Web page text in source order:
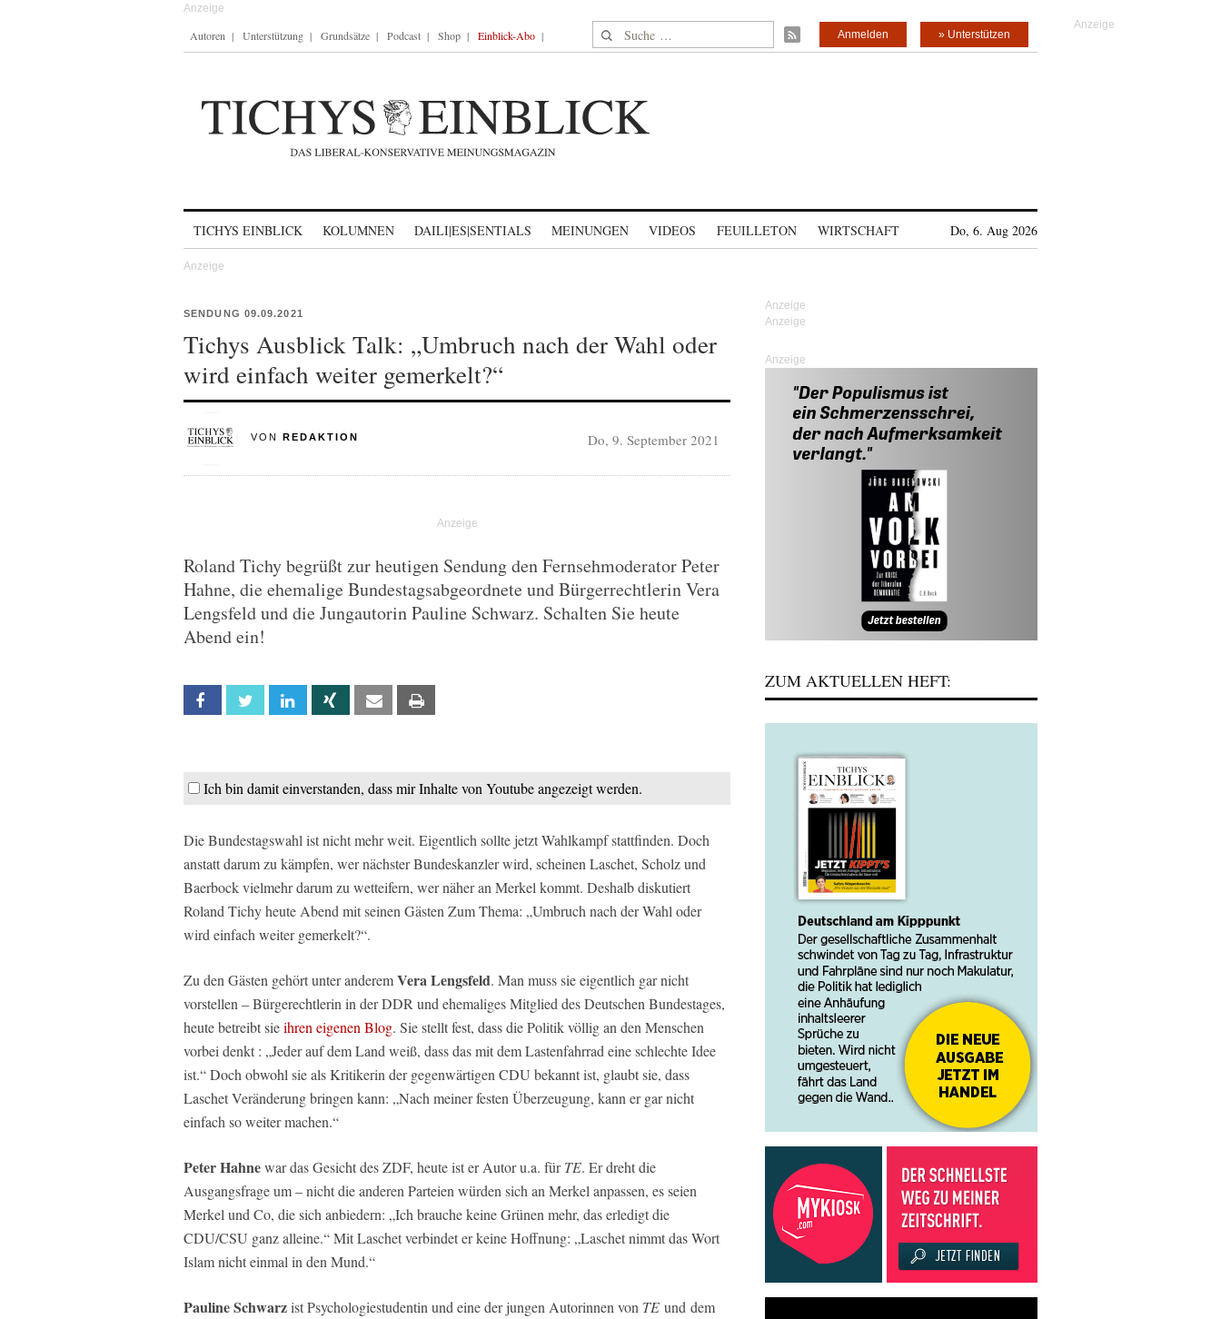
Autoren Unterstützung Grundsätze Podcast Shop Einblick-Abo Suche nach: » Unterstützen
Anmelden
TICHYS EINBLICK KOLUMNEN DAILI|ES|SENTIALS MEINUNGEN VIDEOS FEUILLETON WIRTSCHAFT Do, 6. Aug 2026
SENDUNG 09.09.2021
Tichys Ausblick Talk: „Umbruch nach der Wahl oder
wird einfach weiter gemerkelt?“
VON REDAKTION Do, 9. September 2021
Roland Tichy begrüßt zur heutigen Sendung den Fernsehmoderator Peter
Hahne, die ehemalige Bundestagsabgeordnete und Bürgerrechtlerin Vera
Lengsfeld und die Jungautorin Pauline Schwarz. Schalten Sie heute
Abend ein!
Facebook Twitter Linkedin Xing Email
Ich bin damit einverstanden, dass mir Inhalte von Youtube angezeigt werden.
Die Bundestagswahl ist nicht mehr weit. Eigentlich sollte jetzt Wahlkampf stattfinden. Doch
anstatt darum zu kämpfen, wer nächster Bundeskanzler wird, scheinen Laschet, Scholz und
Baerbock vielmehr darum zu wetteifern, wer näher an Merkel kommt. Deshalb diskutiert
Roland Tichy heute Abend mit seinen Gästen Zum Thema: „Umbruch nach der Wahl oder
wird einfach weiter gemerkelt?“.
Zu den Gästen gehört unter anderemVera Lengsfeld. Man muss sie eigentlich gar nicht
vorstellen – Bürgerechtlerin in der DDR und ehemaliges Mitglied des Deutschen Bundestages,
heute betreibt sieihren eigenen Blog. Sie stellt fest, dass die Politik völlig an den Menschen
vorbei denkt : „Jeder auf dem Land weiß, dass das mit dem Lastenfahrrad eine schlechte Idee
ist.“ Doch obwohl sie als Kritikerin der gegenwärtigen CDU bekannt ist, glaubt sie, dass
Laschet Veränderung bringen kann: „Nach meiner festen Überzeugung, kann er gar nicht
einfach so weiter machen.“
Peter Hahnewar das Gesicht des ZDF, heute ist er Autor u.a. fürTE. Er dreht die
Ausgangsfrage um – nicht die anderen Parteien würden sich an Merkel anpassen, es seien
Merkel und Co, die sich anbiedern: „Ich brauche keine Grünen mehr, das erledigt die
CDU/CSU ganz alleine.“ Mit Laschet verbindet er keine Hoffnung: „Laschet nimmt das Wort
Islam nicht einmal in den Mund.“
Pauline Schwarzist Psychologiestudentin und eine der jungen Autorinnen von TE und dem
Anzeige
ZUM AKTUELLEN HEFT: